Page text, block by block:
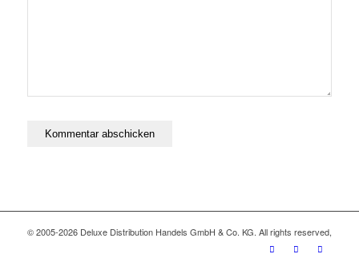
© 2005-2026 Deluxe Distribution Handels GmbH & Co. KG. All rights reserved,